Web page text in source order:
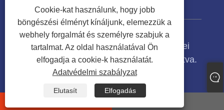
Copyright © 2023 Guangdong Tongwei
Machinery Co., Ltd. Minden jog fenntartva.
Links
Sitemap RSS
Adatvédelmi szabályzat
Cookie-kat használunk, hogy jobb
böngészési élményt kínáljunk, elemezzük a
webhely forgalmát és személyre szabjuk a
tartalmat. Az oldal használatával Ön
elfogadja a cookie-k használatát.
Adatvédelmi szabályzat
Elutasít Elfogadás